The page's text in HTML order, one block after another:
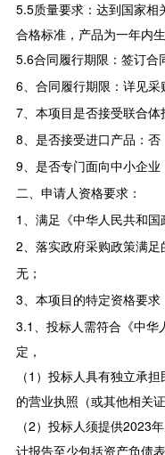
5.5质量要求：达到国家相
合格标准，产品为一年内
5.6合同履行期限：签订合
6、合同履行期限：详见采
7、本项目是否接受联合体
8、是否接受进口产品：否
9、是否专门面向中小企业
二、申请人资格要求：
1、满足《中华人民共和国
2、落实政府采购政策满足
无；
3、本项目的特定资格要求
3.1、投标人需符合《中华
定，
（1）投标人具有独立承
的营业执照（或其他相关
（2）投标人须提供2023
计报告至少包括资产负债